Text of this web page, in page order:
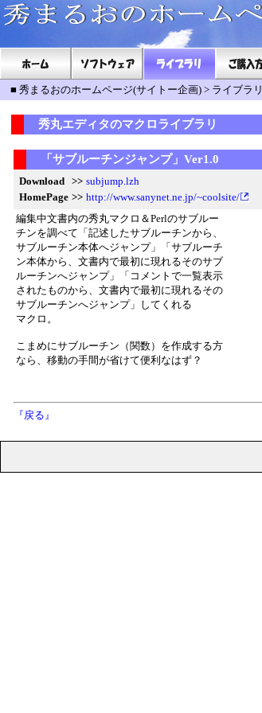
■ 秀まるおのホームページ(サイトー企画) > ライブラリ
秀丸エディタのマクロライブラリ
「サブルーチンジャンプ」Ver1.0
Download >> subjump.lzh
HomePage >> http://www.sanynet.ne.jp/~coolsite/
編集中文書内の秀丸マクロ＆Perlのサブルー
チンを調べて「記述したサブルーチンから、
サブルーチン本体へジャンプ」「サブルーチ
ン本体から、文書内で最初に現れるそのサブ
ルーチンへジャンプ」「コメントで一覧表示
されたものから、文書内で最初に現れるその
サブルーチンへジャンプ」してくれる
マクロ。
こまめにサブルーチン（関数）を作成する方
なら、移動の手間が省けて便利なはず？
『戻る』